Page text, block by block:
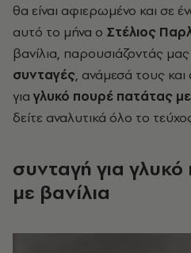
θα είναι αφιερωμένο και σε
αυτό το μήνα ο Στέλιος
βανίλια, παρουσιάζοντάς μας
συνταγές, ανάμεσά τους
για γλυκό πουρέ πατάτας με
δείτε αναλυτικά όλο το
συνταγή για
με βανίλια